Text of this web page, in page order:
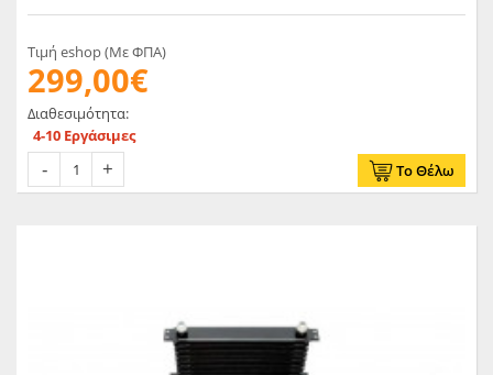
Τιμή eshop (Με ΦΠΑ)
299,00€
Διαθεσιμότητα:
4-10 Εργάσιμες
Το Θέλω